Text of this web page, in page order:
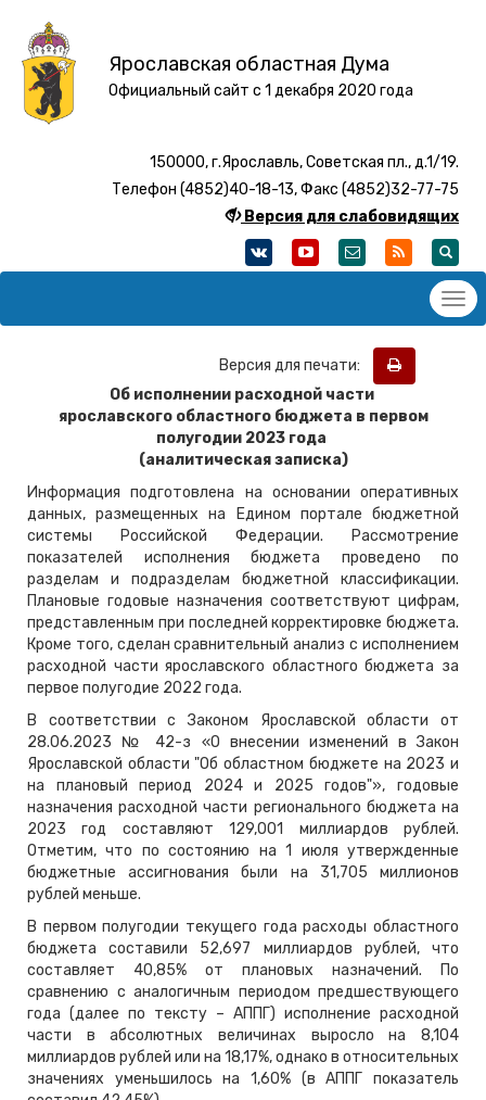
Ярославская областная Дума
Официальный сайт с 1 декабря 2020 года
150000, г.Ярославль, Советская пл., д.1/19.
Телефон (4852)40-18-13, Факс (4852)32-77-75
Версия для слабовидящих
Версия для печати:
Об исполнении расходной части
ярославского областного бюджета в первом
полугодии 2023 года
(аналитическая записка)
Информация подготовлена на основании оперативных
данных, размещенных на Едином портале бюджетной
системы Российской Федерации. Рассмотрение
показателей исполнения бюджета проведено по
разделам и подразделам бюджетной классификации.
Плановые годовые назначения соответствуют цифрам,
представленным при последней корректировке бюджета.
Кроме того, сделан сравнительный анализ с исполнением
расходной части ярославского областного бюджета за
первое полугодие 2022 года.
В соответствии с Законом Ярославской области от
28.06.2023 № 42-з «О внесении изменений в Закон
Ярославской области "Об областном бюджете на 2023 и
на плановый период 2024 и 2025 годов"», годовые
назначения расходной части регионального бюджета на
2023 год составляют 129,001 миллиардов рублей.
Отметим, что по состоянию на 1 июля утвержденные
бюджетные ассигнования были на 31,705 миллионов
рублей меньше.
В первом полугодии текущего года расходы областного
бюджета составили 52,697 миллиардов рублей, что
составляет 40,85% от плановых назначений. По
сравнению с аналогичным периодом предшествующего
года (далее по тексту – АППГ) исполнение расходной
части в абсолютных величинах выросло на 8,104
миллиардов рублей или на 18,17%, однако в относительных
значениях уменьшилось на 1,60% (в АППГ показатель